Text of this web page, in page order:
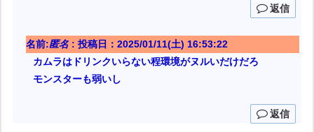
返信
名前:匿名: 投稿日：2025/01/11(土) 16:53:22
カムラはドリンクいらない程環境がヌルいだけだろ
モンスターも弱いし
返信